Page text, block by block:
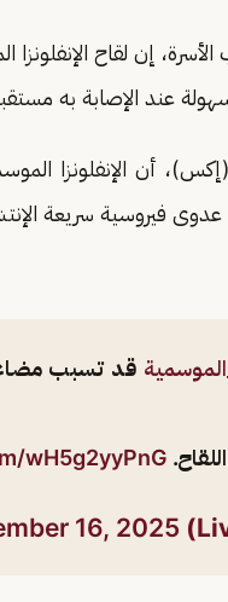
إن لقاح
عند الإصابة به
أن الإنفلونزا
فيروسية سريعة
قد تسبب
wH5g2yyPnG
16, 2025